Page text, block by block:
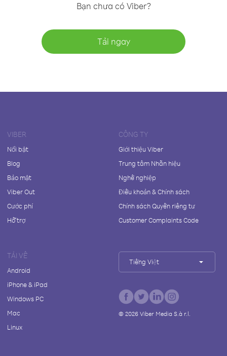
Bạn chưa có Viber?
Tải ngay
VIBER
Nổi bật
Blog
Bảo mật
Viber Out
Cước phí
Hỗ trợ
CÔNG TY
Giới thiệu Viber
Trung tâm Nhãn hiệu
Nghề nghiệp
Điều khoản & Chính sách
Chính sách Quyền riêng tư
Customer Complaints Code
TẢI VỀ
Android
iPhone & iPad
Windows PC
Mac
Linux
Tiếng Việt
© 2026Viber Media S.à r.l.